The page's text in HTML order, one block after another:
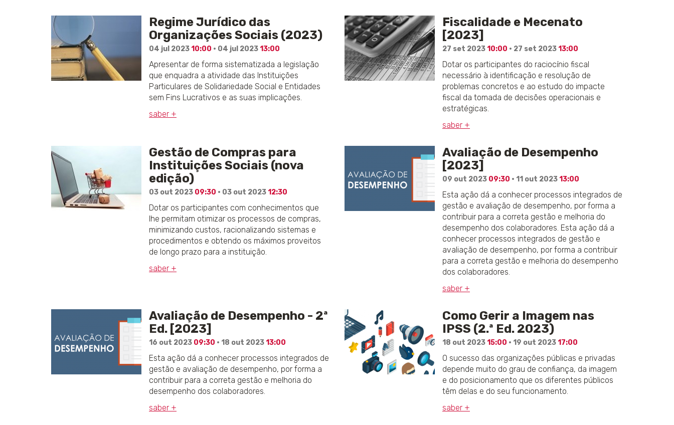
Regime Jurídico das
Organizações Sociais (2023)
04 jul 202310:00 · 04 jul 202313:00
Apresentar de forma sistematizada a legislação
que enquadra a atividade das Instituições
Particulares de Solidariedade Social e Entidades
sem Fins Lucrativos e as suas implicações.
saber +
Fiscalidade e Mecenato
[2023]
27 set 202310:00 · 27 set 202313:00
Dotar os participantes do raciocínio fiscal
necessário à identificação e resolução de
problemas concretos e ao estudo do impacte
fiscal da tomada de decisões operacionais e
estratégicas.
saber +
Gestão de Compras para
Instituições Sociais (nova
edição)
03 out 2023 09:30 · 03 out 202312:30
Dotar os participantes com conhecimentos que
lhe permitam otimizar os processos de compras,
minimizando custos, racionalizando sistemas e
procedimentos e obtendo os máximos proveitos
de longo prazo para a instituição.
saber +
Avaliação de Desempenho
[2023]
09 out 2023 09:30 · 11 out 202313:00
Esta ação dá a conhecer processos integrados de
gestão e avaliação de desempenho, por forma a
contribuir para a correta gestão e melhoria do
desempenho dos colaboradores. Esta ação dá a
conhecer processos integrados de gestão e
avaliação de desempenho, por forma a contribuir
para a correta gestão e melhoria do desempenho
dos colaboradores.
saber +
Avaliação de Desempenho - 2ª
Ed. [2023]
16 out 2023 09:30 · 18 out 202313:00
Esta ação dá a conhecer processos integrados de
gestão e avaliação de desempenho, por forma a
contribuir para a correta gestão e melhoria do
desempenho dos colaboradores.
saber +
Como Gerir a Imagem nas
IPSS (2.ª Ed. 2023)
18 out 202315:00 · 19 out 202317:00
O sucesso das organizações públicas e privadas
depende muito do grau de confiança, da imagem
e do posicionamento que os diferentes públicos
têm delas e do seu funcionamento.
saber +